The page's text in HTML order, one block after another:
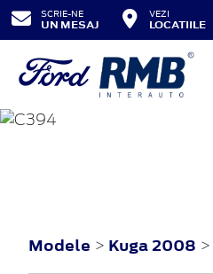
SCRIE-NE
UN MESAJ
VEZI
LOCATIILE
KUGA
Modele > Kuga 2008 >